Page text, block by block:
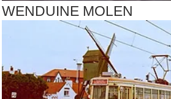
WENDUINE MOLEN